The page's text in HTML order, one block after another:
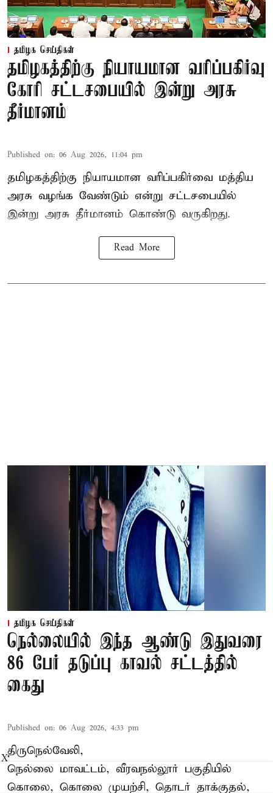
தமிழக செய்திகள்
தமிழகத்திற்கு நியாயமான வரிப்பகிர்வு
கோரி சட்டசபையில் இன்று அரசு
தீர்மானம்
Published on: 06 Aug 2026, 11:04 pm
தமிழகத்திற்கு நியாயமான வரிப்பகிர்வை மத்திய
அரசு வழங்க வேண்டும் என்று சட்டசபையில்
இன்று அரசு தீர்மானம் கொண்டு வருகிறது.
Read More
தமிழக செய்திகள்
நெல்லையில் இந்த ஆண்டு இதுவரை
86 பேர் தடுப்பு காவல் சட்டத்தில்
கைது
Published on: 06 Aug 2026, 4:33 pm
திருநெல்வேலி,
நெல்லை மாவட்டம், வீரவநல்லூர் பகுதியில்
கொலை, கொலை முயற்சி, தொடர் தாக்குதல்,
X